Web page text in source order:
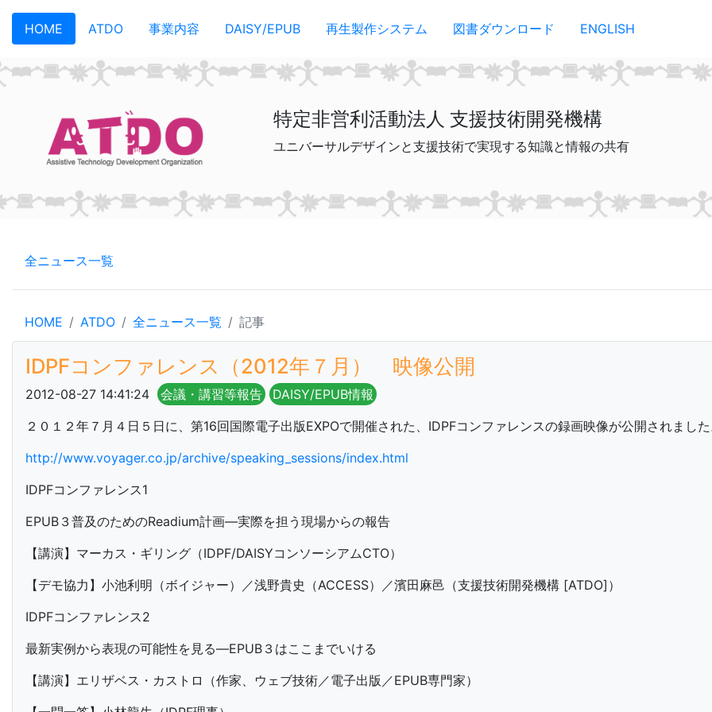
メインコンテンツへスキップ
HOME ATDO 事業内容 DAISY/EPUB 再生製作システム 図書ダウンロード ENGLISH
特定非営利活動法人 支援技術開発機構
ユニバーサルデザインと支援技術で実現する知識と情報の共有
全ニュース一覧
HOME ATDO 全ニュース一覧 記事
IDPFコンファレンス（2012年７月） 映像公開
2012-08-27 14:41:24 会議・講習等報告
DAISY/EPUB情報
２０１２年７月４日５日に、第16回国際電子出版EXPOで開催された、IDPFコンファレンスの録画映像が公開されまし
http://www.voyager.co.jp/archive/speaking_sessions/index.html
IDPFコンファレンス1
EPUB３普及のためのReadium計画—実際を担う現場からの報告
【講演】マーカス・ギリング（IDPF/DAISYコンソーシアムCTO）
【デモ協力】小池利明（ボイジャー）／浅野貴史（ACCESS）／濱田麻邑（支援技術開発機構 [ATDO]）
IDPFコンファレンス2
最新実例から表現の可能性を見る—EPUB３はここまでいける
【講演】エリザベス・カストロ（作家、ウェブ技術／電子出版／EPUB専門家）